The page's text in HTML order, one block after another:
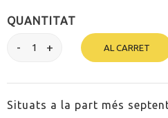
QUANTITAT
AL CARRET
Situats a la part més